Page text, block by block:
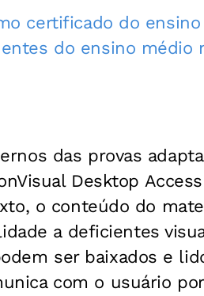
certificado do
do ensino médio
das provas
Desktop
o conteúdo do
a deficientes
ser baixados e
com o usuário